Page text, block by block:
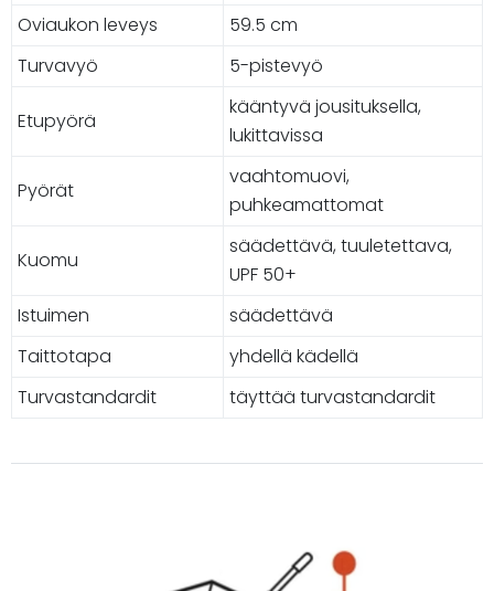
Oviaukon leveys
59.5 cm
Turvavyö
5-pistevyö
Etupyörä
kääntyvä jousituksella,
lukittavissa
Pyörät
vaahtomuovi,
puhkeamattomat
Kuomu
säädettävä, tuuletettava,
UPF 50+
Istuimen
säädettävä
Taittotapa
yhdellä kädellä
Turvastandardit
täyttää turvastandardit